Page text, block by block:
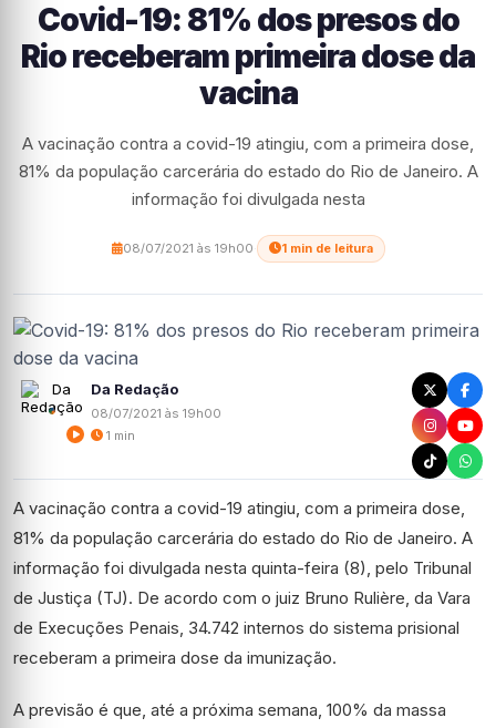
Covid-19: 81% dos presos do
Rio receberam primeira dose da
vacina
A vacinação contra a covid-19 atingiu, com a primeira dose,
81% da população carcerária do estado do Rio de Janeiro. A
informação foi divulgada nesta
08/07/2021 às 19h00 1 min de leitura
Da Redação
08/07/2021 às 19h00
1 min
A vacinação contra a covid-19 atingiu, com a primeira dose,
81% da população carcerária do estado do Rio de Janeiro. A
informação foi divulgada nesta quinta-feira (8), pelo Tribunal
de Justiça (TJ). De acordo com o juiz Bruno Rulière, da Vara
de Execuções Penais, 34.742 internos do sistema prisional
receberam a primeira dose da imunização.
A previsão é que, até a próxima semana, 100% da massa